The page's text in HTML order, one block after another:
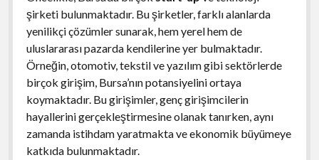
şirketi bulunmaktadır. Bu şirketler, farklı alanlarda
yenilikçi çözümler sunarak, hem yerel hem de
uluslararası pazarda kendilerine yer bulmaktadır.
Örneğin, otomotiv, tekstil ve yazılım gibi sektörlerde
birçok girişim, Bursa’nın potansiyelini ortaya
koymaktadır. Bu girişimler, genç girişimcilerin
hayallerini gerçekleştirmesine olanak tanırken, aynı
zamanda istihdam yaratmakta ve ekonomik büyümeye
katkıda bulunmaktadır.